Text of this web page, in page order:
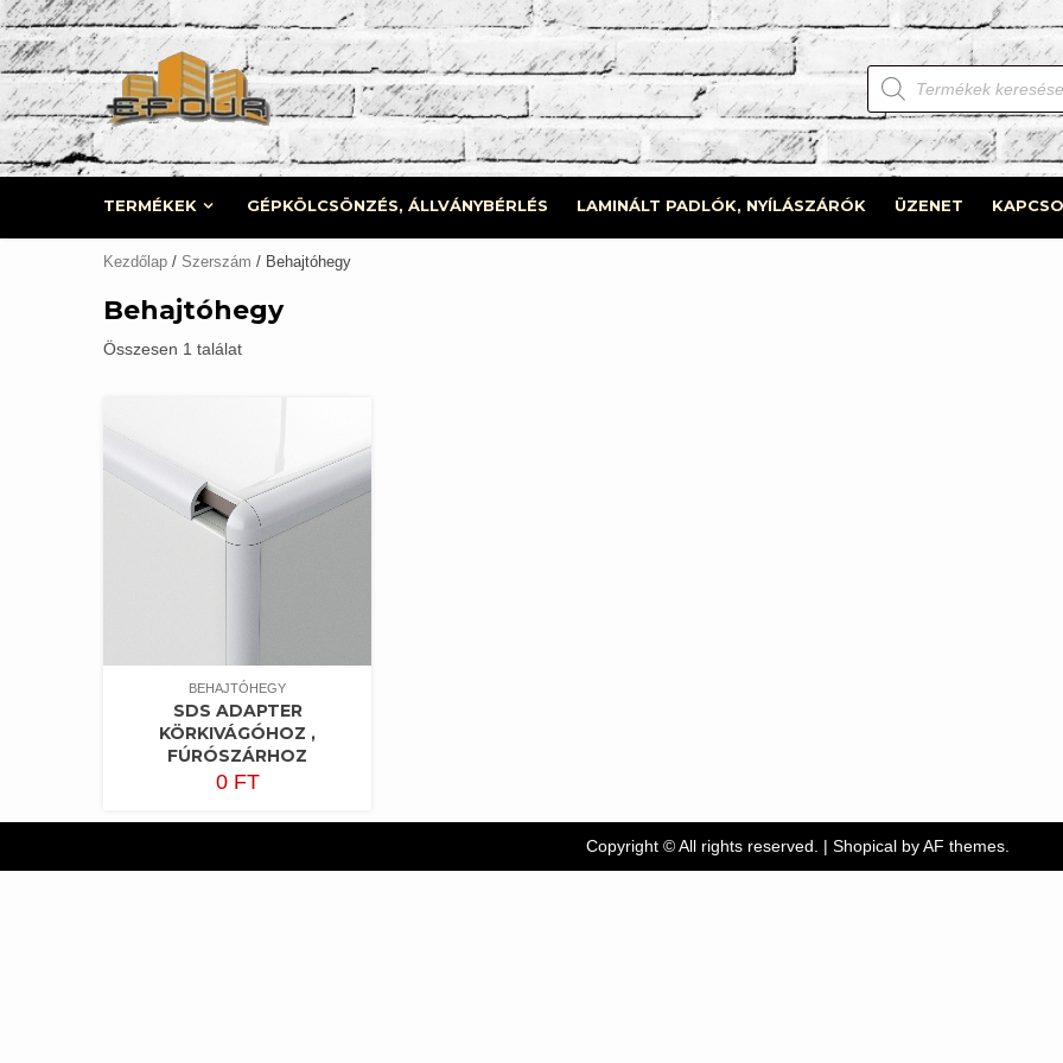
Skip
to
content
Products
search
TERMÉKEK GÉPKÖLCSÖNZÉS, ÁLLVÁNYBÉRLÉS LAMINÁLT PADLÓK, NYÍLÁSZÁRÓK ÜZENET
Kezdőlap / Szerszám / Behajtóhegy
Behajtóhegy
Összesen 1 találat
BEHAJTÓHEGY
SDS ADAPTER
KÖRKIVÁGÓHOZ ,
FÚRÓSZÁRHOZ
0 FT
Copyright © All rights reserved. | Shopicalby AF themes.